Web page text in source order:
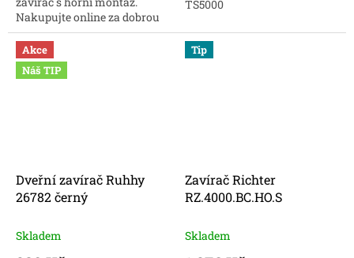
Nakupujte online za dobrou
cenu.
TS5000
Akce
Náš TIP
Dveřní zavírač Ruhhy
26782 černý
Skladem
Tip
Zavírač Richter
RZ.4000.BC.HO.S
Skladem